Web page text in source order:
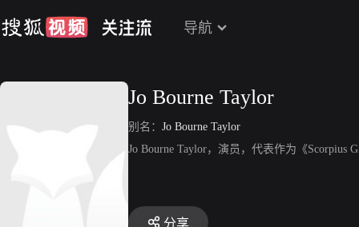
导航
Jo Bourne Taylor
别名： Jo Bourne Taylor
Jo Bourne Taylor，演员，代表作为《Scorpius
分享